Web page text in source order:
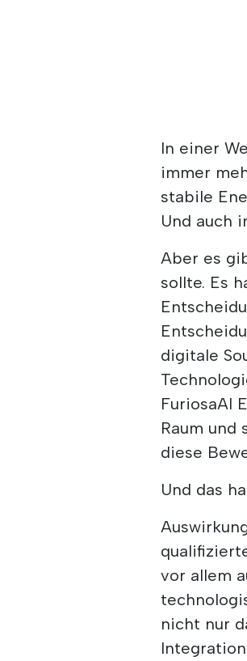
In einer
immer
stabile
Und auch
Aber es
sollte. Es
digitale
FuriosaAI
Raum
diese
Und das
vor allem
nicht nur